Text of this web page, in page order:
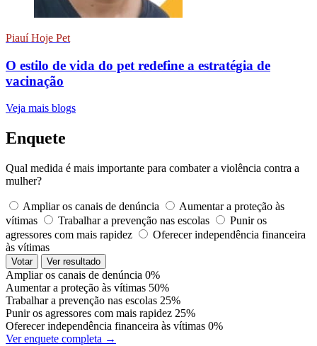
Piauí Hoje Pet
O estilo de vida do pet redefine a estratégia de
vacinação
Veja mais blogs
Enquete
Qual medida é mais importante para combater a violência contra a
mulher?
Ampliar os canais de denúncia
Aumentar a proteção às
vítimas
Trabalhar a prevenção nas escolas
Punir os
agressores com mais rapidez
Oferecer independência financeira
às vítimas
Votar Ver resultado
Ampliar os canais de denúncia 0%
Aumentar a proteção às vítimas 50%
Trabalhar a prevenção nas escolas 25%
Punir os agressores com mais rapidez 25%
Oferecer independência financeira às vítimas 0%
Ver enquete completa →